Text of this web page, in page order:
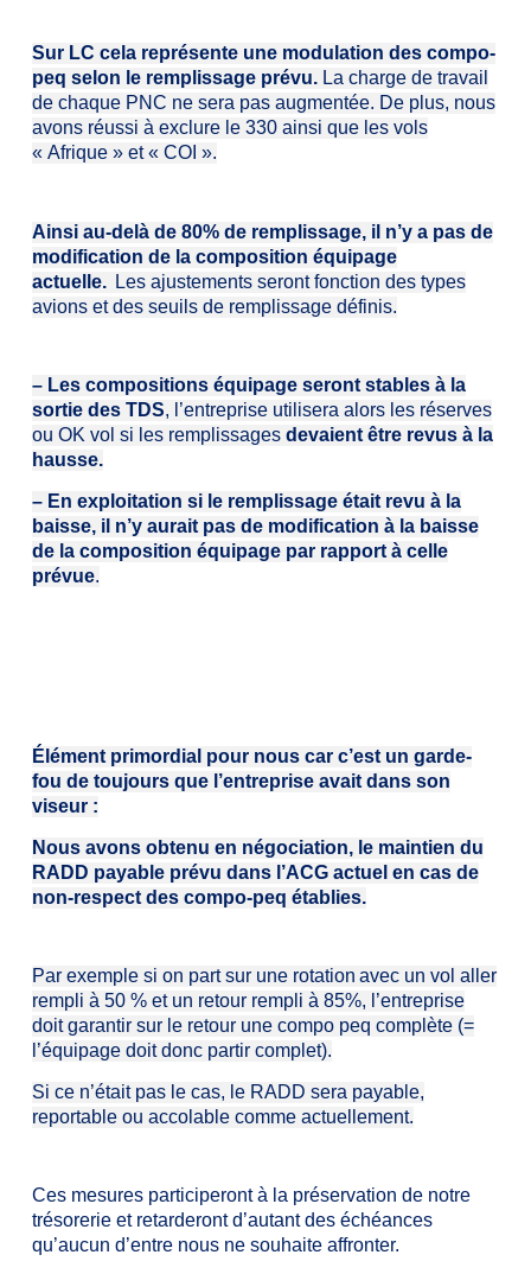
Sur LC cela représente une modulation des compo-
peq selon le remplissage prévu.La charge de travail
de chaque PNC ne sera pas augmentée. De plus, nous
avons réussi à exclure le 330 ainsi que les vols
« Afrique » et « COI ».
Ainsi au-delà de 80% de remplissage, il n’y a pas de
modification de la composition équipage
actuelle. Les ajustements seront fonction des types
avions et des seuils de remplissage définis.
– Les compositions équipage seront stables à la
sortie des TDS, l ’entreprise utilisera alors les réserves
ou OK vol si les remplissages devaient être revus à la
hausse.
– En exploitation si le remplissage était revu à la
baisse, il n’y aurait pas de modification à la baisse
de la composition équipage par rapport à celle
prévue.
Élément primordial pour nous car c’est un garde-
fou de toujours que l’entreprise avait dans son
viseur :
Nous avons obtenu en négociation, le maintien du
RADD payable prévu dans l’ACG actuel en cas de
non-respect des compo-peq établies.
Par exemple si on part sur une rotation avec un vol aller
rempli à 50 % etun retour rempli à 85%, ’entreprise
doit garantir sur le retour une compo peq complète (=
l’équipage doit donc partircomplet).
Si ce n’était pas le cas, le RADD sera payable,
reportable ou accolablecomme actuellement.
Ces mesures participeront à la préservation de notre
trésorerieet retarderont d’autant des échéances
qu’aucun d’entre nous ne souhaite affronter.